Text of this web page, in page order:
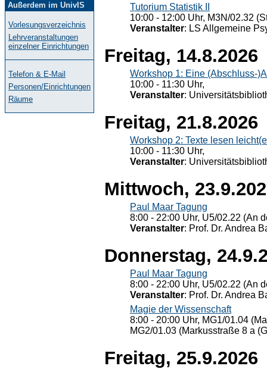
Außerdem im UnivIS
Vorlesungsverzeichnis
Lehrveranstaltungen
einzelner Einrichtungen
Telefon & E-Mail
Personen/Einrichtungen
Räume
Tutorium Statistik II
10:00 - 12:00 Uhr, M3N/02.32
Veranstalter: LS Allgemeine
Freitag, 14.8.2026
Workshop 1: Eine (Abschluss-
10:00 - 11:30 Uhr,
Veranstalter:
Freitag, 21.8.2026
Workshop 2: Texte lesen
10:00 - 11:30 Uhr,
Veranstalter:
Mittwoch,
Paul Maar Tagung
8:00 - 22:00 Uhr, U5/02.22 (An
Veranstalter: Prof. Dr. Andrea
Donnerstag,
Paul Maar Tagung
8:00 - 22:00 Uhr, U5/02.22 (An
Veranstalter: Prof. Dr. Andrea
Magie der Wissenschaft
8:00 - 20:00 Uhr, MG1/01.04
MG2/01.03 (Markusstraße 8 a
Freitag, 25.9.2026